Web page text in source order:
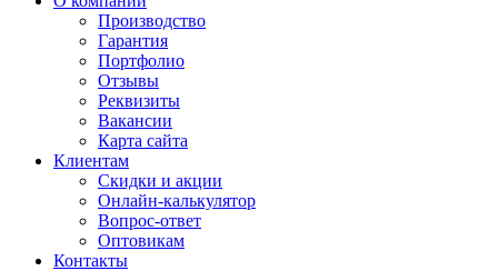
Производство
Гарантия
Портфолио
Отзывы
Реквизиты
Вакансии
Карта сайта
Клиентам
Скидки и акции
Онлайн-калькулятор
Вопрос-ответ
Оптовикам
Контакты